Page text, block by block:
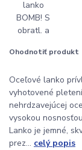
Ohodnotiť produkt
Oceľové lanko
vyhotovené
nehrdzavejúcej
vysokou
Lanko je jemné,
prez... celý popis